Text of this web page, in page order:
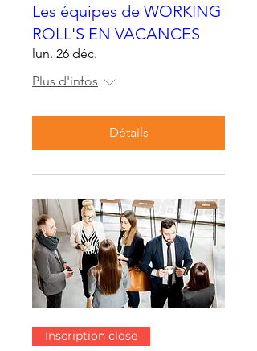
Les équipes de WORKING
ROLL'S EN VACANCES
lun. 26 déc.
Plus d'infos
Détails
Inscription close